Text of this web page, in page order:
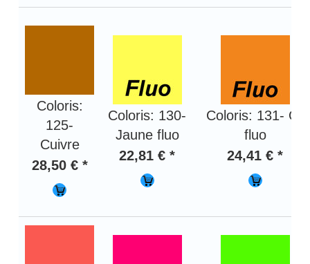
Coloris:
125-
Cuivre
28,50 € *
Coloris: 130-
Jaune fluo
22,81 € *
Coloris: 131- Or
fluo
24,41 € *